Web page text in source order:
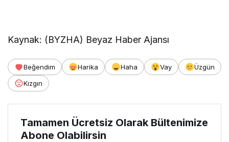
Kaynak: (BYZHA) Beyaz Haber Ajansı
Beğendim Harika Haha Vay
Üzgün
Kızgın
Tamamen Ücretsiz Olarak Bültenimize
Abone Olabilirsin